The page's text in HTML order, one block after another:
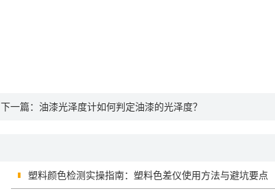
下一篇： 油漆光泽度计如何判定油漆的光泽度？
塑料颜色检测实操指南：塑料色差仪使用方法与避坑要点